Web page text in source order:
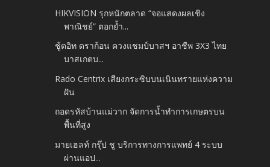
HIKVISION รุกหนักตลาด “จอแสดงผลเชิง
พาณิชย์” ตอกย้ำ...
ชู้ตอิท ดราก้อน ควงแชมป์บาสฯ อาชีพ 3X3 ไทย
บาสเกตบ...
Rado Centrix เสียงกระซิบบนเนินทรายแห่งความ
ฝัน
ถอดรหัสบ้านแม่วาก จัดการน้ำทำการเกษตรบน
พื้นที่สูง
มายเฮลท์ กรุ๊ป ชู บริการทางการแพทย์ 4 ระบบ
ผ่านแอป...